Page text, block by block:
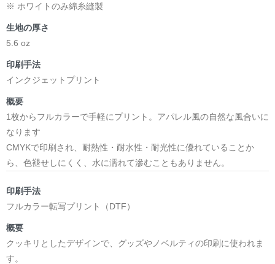
※ ホワイトのみ綿糸縫製
生地の厚さ
5.6 oz
印刷手法
インクジェットプリント
概要
1枚からフルカラーで手軽にプリント。アパレル風の自然な風合いに
なります
CMYKで印刷され、耐熱性・耐水性・耐光性に優れていることか
ら、色褪せしにくく、水に濡れて滲むこともありません。
印刷手法
フルカラー転写プリント（DTF）
概要
クッキリとしたデザインで、グッズやノベルティの印刷に使われま
す。